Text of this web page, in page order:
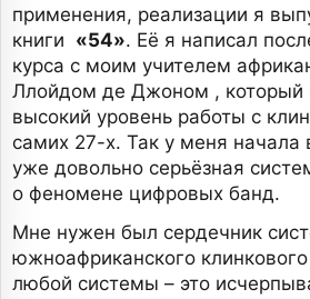
применения, реализации я
книги «54». Её я написал
курса с моим учителем
Ллойдом де Джоном , который
высокий уровень работы с
самих 27-х. Так у меня начала
уже довольно серьёзная
о феномене цифровых банд.
Мне нужен был сердечник
южноафриканского
любой системы – это